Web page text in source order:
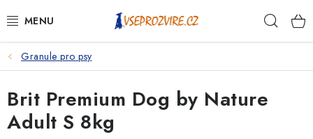
na
PSI
KOČKY
KONĚ
Granule pro psy
Brit Premium Dog by Nature
Adult S 8kg